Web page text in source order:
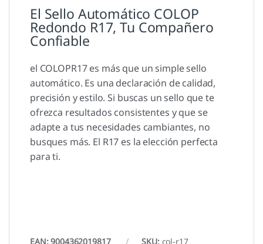
El Sello Automático COLOP
Redondo R17, Tu Compañero
Confiable
el COLOPR17 es más que un simple sello
automático. Es una declaración de calidad,
precisión y estilo. Si buscas un sello que te
ofrezca resultados consistentes y que se
adapte a tus necesidades cambiantes, no
busques más. El R17 es la elección perfecta
para ti.
EAN: 9004362019817 SKU: col-r17